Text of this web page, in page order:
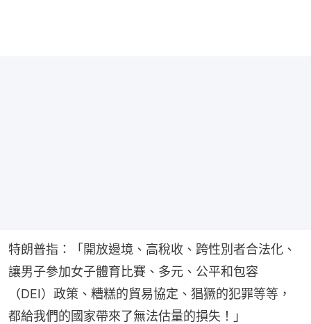
特朗普指：「開放邊境、高稅收、跨性別者合法化、
讓男子參加女子體育比賽、多元、公平和包容
（DEI）政策、糟糕的貿易協定、猖獗的犯罪等等，
都給我們的國家帶來了無法估量的損失！」